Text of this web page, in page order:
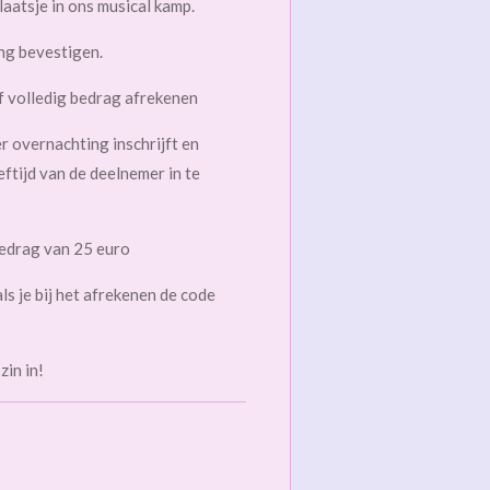
in ons musical kamp.
bevestigen.
volledig bedrag afrekenen
overnachting inschrijft en
van de deelnemer in te
van 25 euro
je bij het afrekenen de code
in!